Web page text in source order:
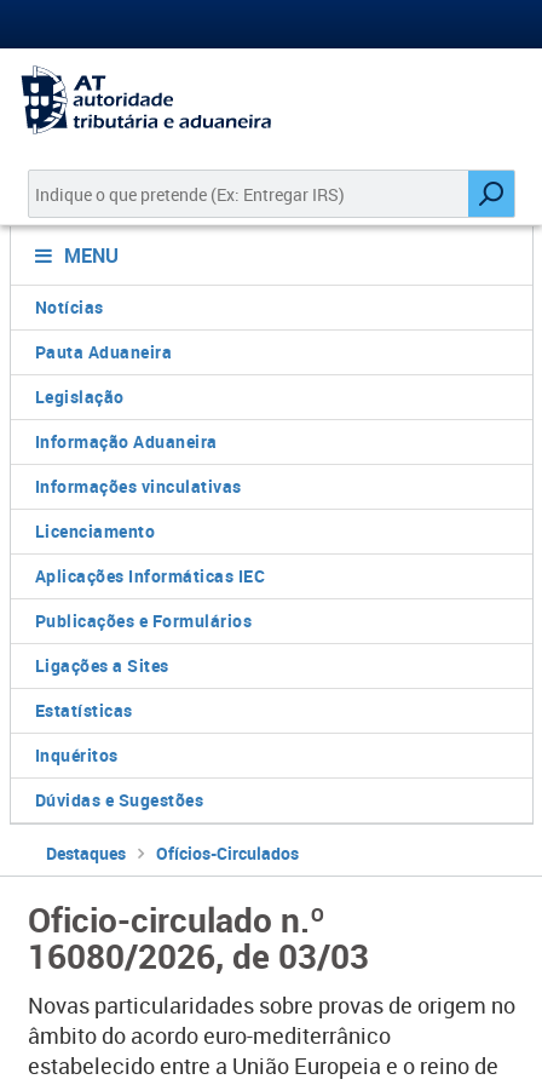
MENU
Notícias
Pauta Aduaneira
Legislação
Informação Aduaneira
Informações vinculativas
Licenciamento
Aplicações Informáticas IEC
Publicações e Formulários
Ligações a Sites
Estatísticas
Inquéritos
Dúvidas e Sugestões
Destaques Ofícios-Circulados
Oficio-circulado n.º
16080/2026, de 03/03
Novas particularidades sobre provas de origem no
âmbito do acordo euro-mediterrânico
estabelecido entre a União Europeia e o reino de